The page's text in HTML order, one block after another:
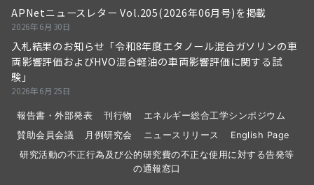
APNetニュースレター Vol.205(2026年06月号)を掲載
2026年6月30日
入札結果のお知らせ「令和8年度エタノール混合ガソリンの車
両影響評価およびHVO混合軽油の車両影響評価に関する試
験」
2026年6月25日
報告書・外部発表 刊行物
エネルギー総合工学シンポジウム
賛助会員会議
月例研究会 ニュースリリース
English Page
研究活動の不正行為及び公的研究費の不正な使用に対する告発等
の通報窓口